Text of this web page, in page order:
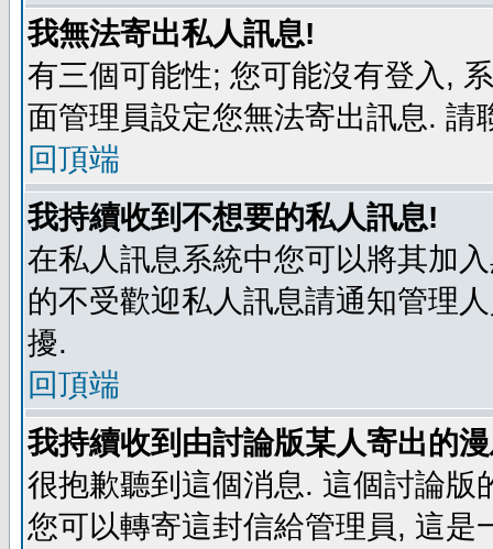
我無法寄出私人訊息!
有三個可能性; 您可能沒有登入,
面管理員設定您無法寄出訊息. 請
回頂端
我持續收到不想要的私人訊息!
在私人訊息系統中您可以將其加
的不受歡迎私人訊息請通知管理
擾.
回頂端
我持續收到由討論版某人寄出的
很抱歉聽到這個消息. 這個討論
您可以轉寄這封信給管理員, 這